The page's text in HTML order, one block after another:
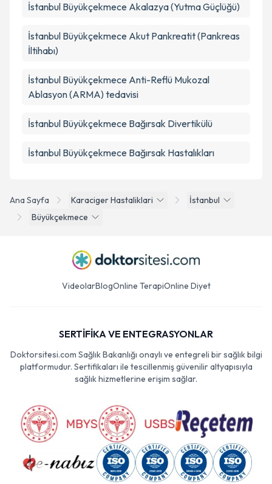
Ana Sayfa Karaciger Hastaliklari
İstanbul
Büyükçekmece
İstanbul Büyükçekmece Akalazya (Yutma Güçlüğü)
İstanbul Büyükçekmece Akut Pankreatit (Pankreas
İltihabı)
İstanbul Büyükçekmece Anti-Reflü Mukozal
Ablasyon (ARMA) tedavisi
İstanbul Büyükçekmece Bağırsak Divertikülü
İstanbul Büyükçekmece Bağırsak Hastalıkları
VideolarBlogOnline TerapiOnline Diyet
SERTİFİKA VE ENTEGRASYONLAR
Doktorsitesi.com Sağlık Bakanlığı onaylı ve entegreli bir sağlık bilgi
platformudur. Sertifikaları ile tescillenmiş güvenilir altyapısıyla
sağlık hizmetlerine erişim sağlar.